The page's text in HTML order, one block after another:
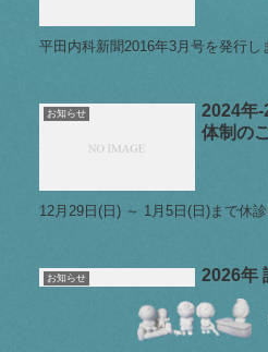
平田内科新聞2016年3月号を発行し
お知らせ
2024年-
体制の
12月29日(日) ～ 1月5日(日)まで休診
お知らせ
2026年